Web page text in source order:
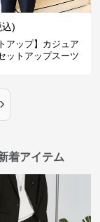
)
アップ】カジュア
トアップスーツ
›
着アイテム